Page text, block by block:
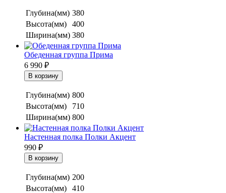
Глубина(мм) 380
Высота(мм)
400
Ширина(мм) 380
Обеденная группа Прима
6 990 ₽
Глубина(мм) 800
Высота(мм)
710
Ширина(мм) 800
Настенная полка Полки Акцент
990 ₽
Глубина(мм) 200
Высота(мм)
410